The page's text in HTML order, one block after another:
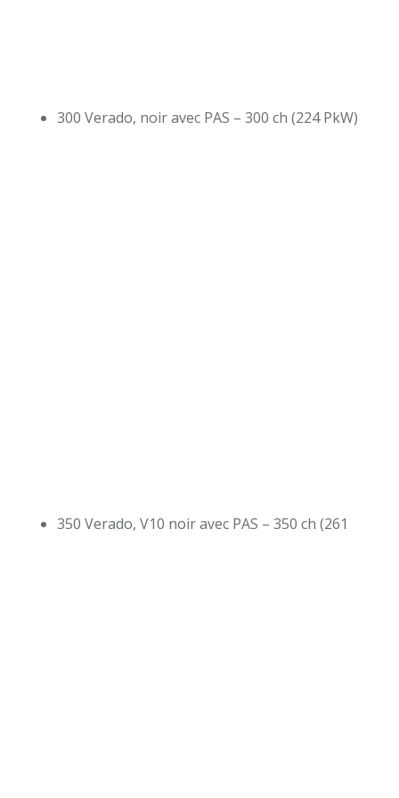
300 Verado, noir avec PAS – 300 ch (224 PkW)
350 Verado, V10 noir avec PAS – 350 ch (261